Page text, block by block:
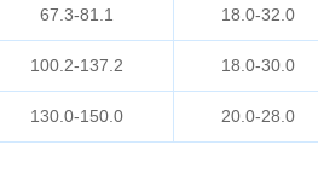
67.3-81.1 18.0-32.0
100.2-137.2 18.0-30.0
130.0-150.0 20.0-28.0